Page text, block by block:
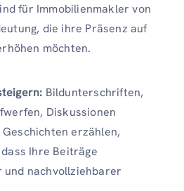
für Immobilienmakler von
die ihre Präsenz auf
möchten.
Bildunterschriften,
Diskussionen
erzählen,
Ihre Beiträge
und nachvollziehbarer